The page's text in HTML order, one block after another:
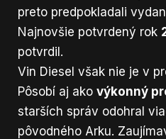
preto predpokladali
Najnovšie potvrdený rok
potvrdil.
Vin Diesel však nie je v
Pôsobí aj ako výkonný
starších správ odohral
pôvodného Arku.